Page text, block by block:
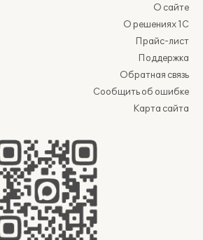
О сайте
О решениях 1С
Прайс-лист
Поддержка
Обратная связь
Сообщить об ошибке
Карта сайта